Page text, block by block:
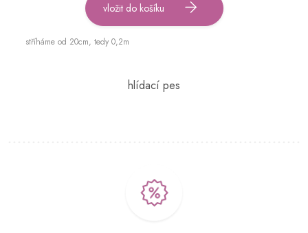
vložit do košíku
stříháme od 20cm, tedy 0,2m